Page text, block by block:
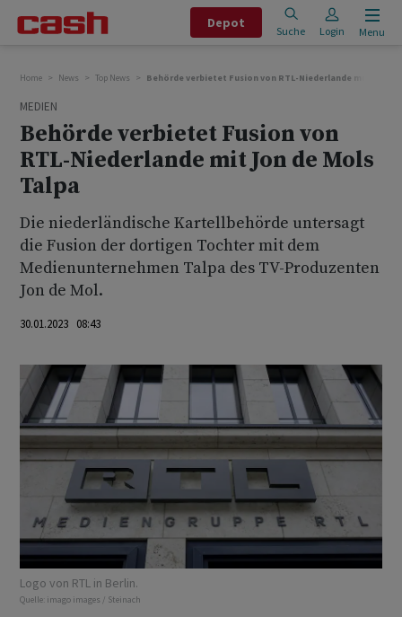
Depot
Suche Login Menu
Home News Top News Behörde verbietet Fusion von RTL-Niederlande mit Jon de
MEDIEN
Behörde verbietet Fusion von
RTL-Niederlande mit Jon de Mols
Talpa
Die niederländische Kartellbehörde untersagt
die Fusion der dortigen Tochter mit dem
Medienunternehmen Talpa des TV-Produzenten
Jon de Mol.
30.01.2023 08:43
Logo von RTL in Berlin.
Quelle: imago images / Steinach